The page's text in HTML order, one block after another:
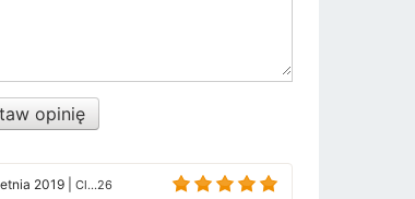
opinię
2019 Cl...26